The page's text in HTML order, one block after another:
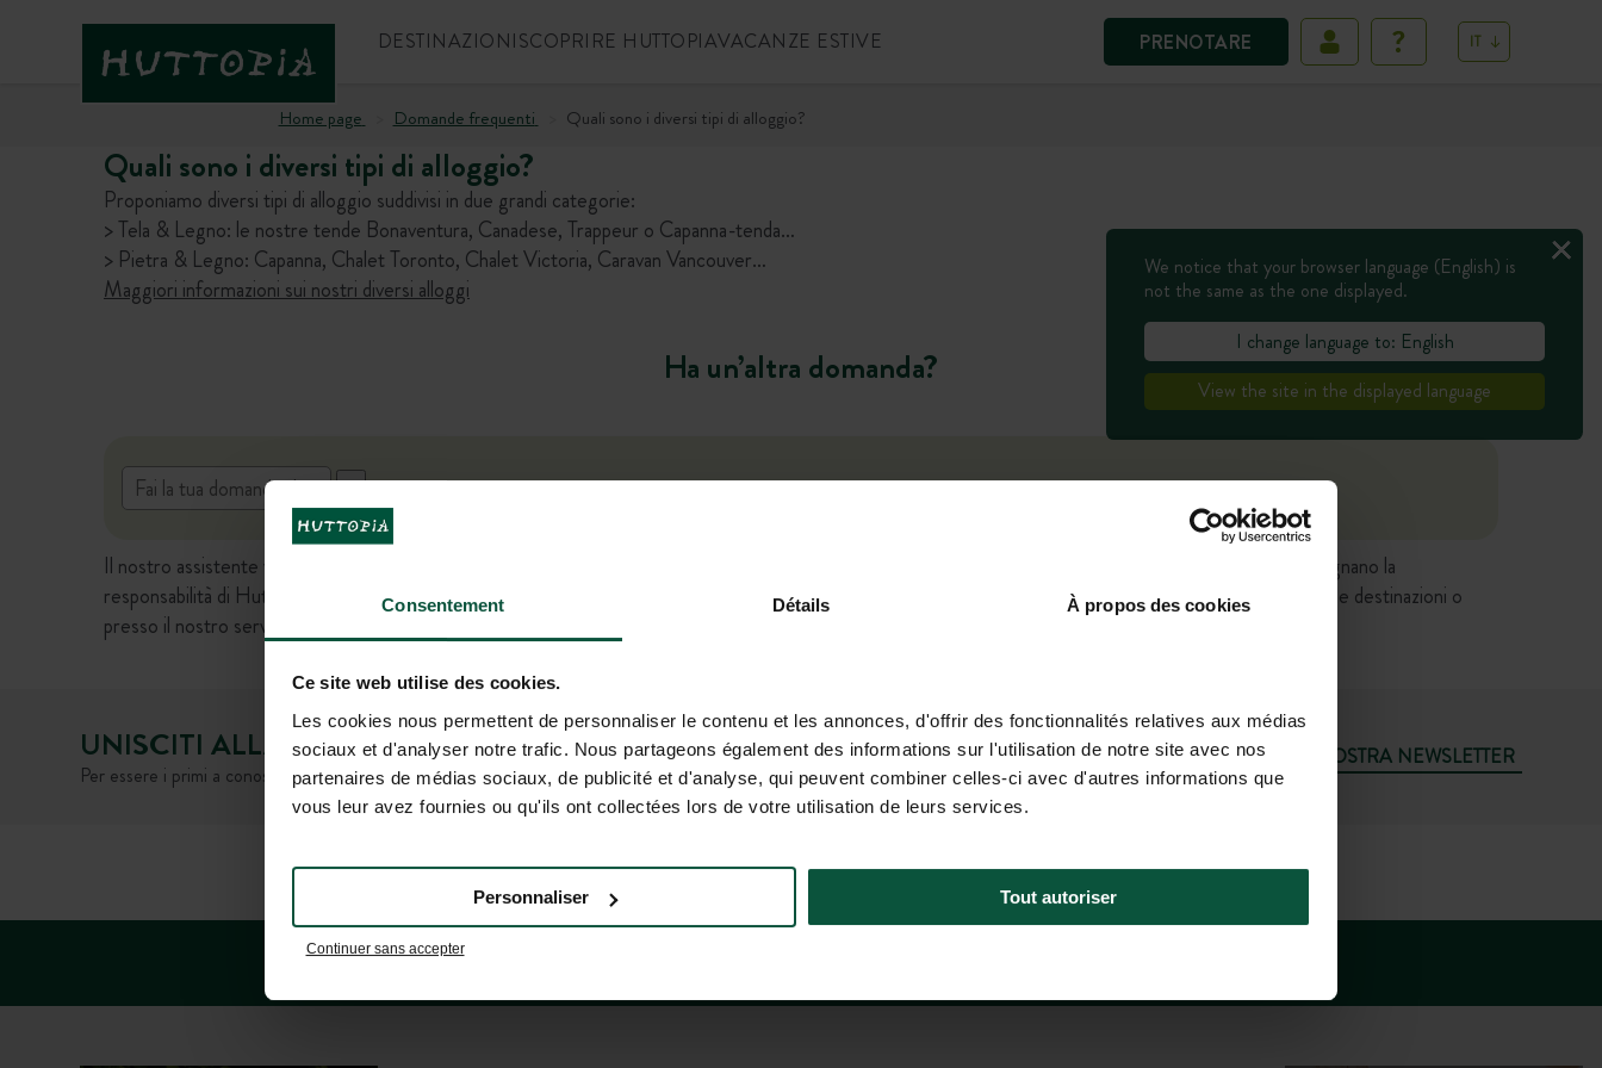
Consentement Détails À propos des cookies
Ce site web utilise des cookies.
Les cookies nous permettent de personnaliser le contenu et les annonces, d'offrir des fonctionnalités relatives aux médias
sociaux et d'analyser notre trafic. Nous partageons également des informations sur l'utilisation de notre site avec nos
partenaires de médias sociaux, de publicité et d'analyse, qui peuvent combiner celles-ci avec d'autres informations que
vous leur avez fournies ou qu'ils ont collectées lors de votre utilisation de leurs services.
Continuer sans accepter
Personnaliser Tout autoriser
PRENOTARE
DESTINAZIONISCOPRIRE HUTTOPIAVACANZE ESTIVE IT
Home page Domande frequenti Quali sono i diversi tipi di alloggio?
Quali sono i diversi tipi di alloggio?
Proponiamo diversi tipi di alloggio suddivisi in due grandi categorie:
> Tela & Legno: le nostre tende Bonaventura, Canadese, Trappeur o Capanna-tenda…
> Pietra & Legno: Capanna, Chalet Toronto, Chalet Victoria, Caravan Vancouver…
Maggiori informazioni sui nostri diversi alloggi
Ha un’altra domanda?
Il nostro assistente virtuale basato sull'intelligenza artificiale è attualmente in versione beta. Le risposte fornite non hanno valore contrattuale e non impegnano la
responsabilità di Huttopia. Ti invitiamo a verificare le informazioni importanti (prezzi, disponibilità, condizioni di vendita, ecc.) direttamente nelle schede delle destinazioni o
presso il nostro servizio clienti.
We notice that your browser language (English) is
not the same as the one displayed.
I change language to: English
View the site in the displayed language
UNISCITI ALLA NOSTRA COMUNITÀ
Per essere i primi a conoscere le novità e le offerte promozionali di Huttopia!
ISCRIVITI ALLA NOSTRA NEWSLETTER
DOMANDE FREQUENTI AIUTO E CONTATTI (LUN–VEN: 9H–19H; SAB: 9H–18H)